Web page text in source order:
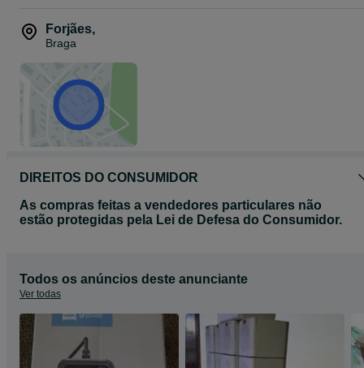
Forjães,
Braga
DIREITOS DO CONSUMIDOR
As compras feitas a vendedores particulares não
estão protegidas pela Lei de Defesa do Consumidor.
Todos os anúncios deste anunciante
Ver todas